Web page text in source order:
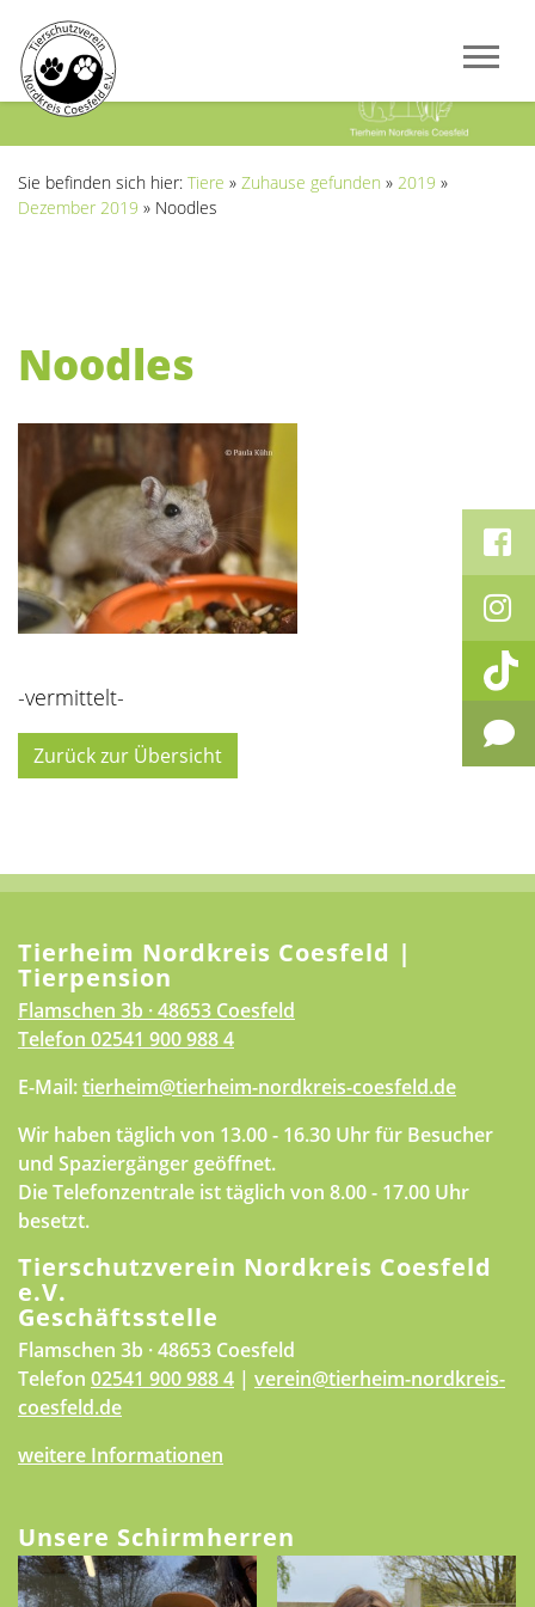
Sie befinden sich hier: Tiere » Zuhause gefunden » 2019 »
Dezember 2019 » Noodles
Noodles
-vermittelt-
Zurück zur Übersicht
Tierheim Nordkreis Coesfeld |
Tierpension
Flamschen 3b · 48653 Coesfeld
Telefon 02541 900 988 4
E-Mail:tierheim@tierheim-nordkreis-coesfeld.de
Wir haben täglich von 13.00 - 16.30 Uhr für Besucher
und Spaziergänger geöffnet.
Die Telefonzentrale ist täglich von 8.00 - 17.00 Uhr
besetzt.
Tierschutzverein Nordkreis Coesfeld
e.V.
Geschäftsstelle
Flamschen 3b · 48653 Coesfeld
Telefon 02541 900 988 4 | verein@tierheim-nordkreis-
coesfeld.de
weitere Informationen
Unsere Schirmherren